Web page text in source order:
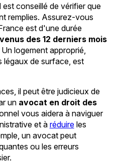
conseillé de vérifier que
remplies. Assurez-vous
est d'une durée
des 12 derniers mois
logement approprié,
de surface, est
il peut être judicieux de
un avocat en droit des
vous aidera à naviguer
et à réduireles
un avocat peut
ou les erreurs